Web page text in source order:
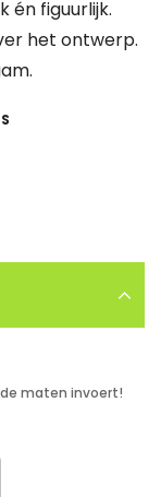
én figuurlijk.
het ontwerp.
maten invoert!